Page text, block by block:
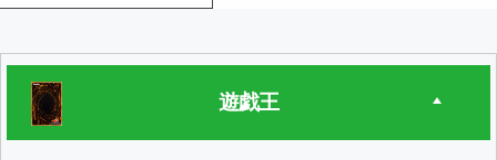
遊戯王